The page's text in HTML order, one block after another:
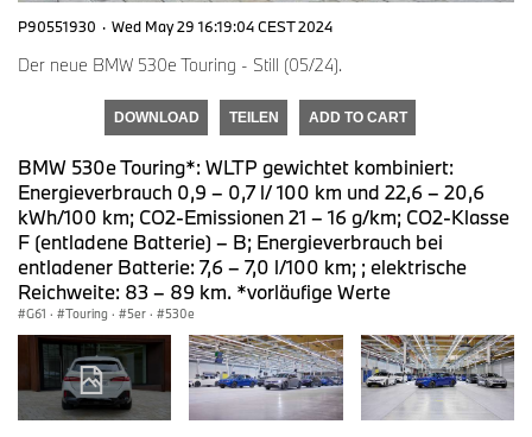
P90551930 · Wed May 29 16:19:04 CEST 2024
Der neue BMW 530e Touring - Still (05/24).
DOWNLOAD TEILEN ADD TO CART
BMW 530e Touring*: WLTP gewichtet kombiniert:
Energieverbrauch 0,9 – 0,7 l/ 100 km und 22,6 – 20,6
kWh/100 km; CO2-Emissionen 21 – 16 g/km; CO2-Klasse
F (entladene Batterie) – B; Energieverbrauch bei
entladener Batterie: 7,6 – 7,0 l/100 km; ; elektrische
Reichweite: 83 – 89 km. *vorläufige Werte
G61 · Touring · 5er · 530e